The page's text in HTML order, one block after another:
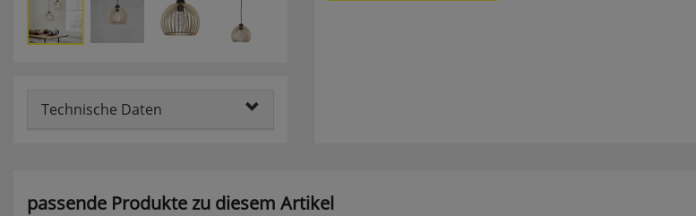
Technische Daten
passende Produkte zu diesem Artikel